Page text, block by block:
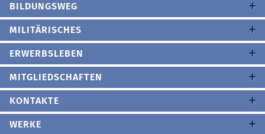
BILDUNGSWEG
MILITÄRISCHES
ERWERBSLEBEN
MITGLIEDSCHAFTEN
KONTAKTE
WERKE